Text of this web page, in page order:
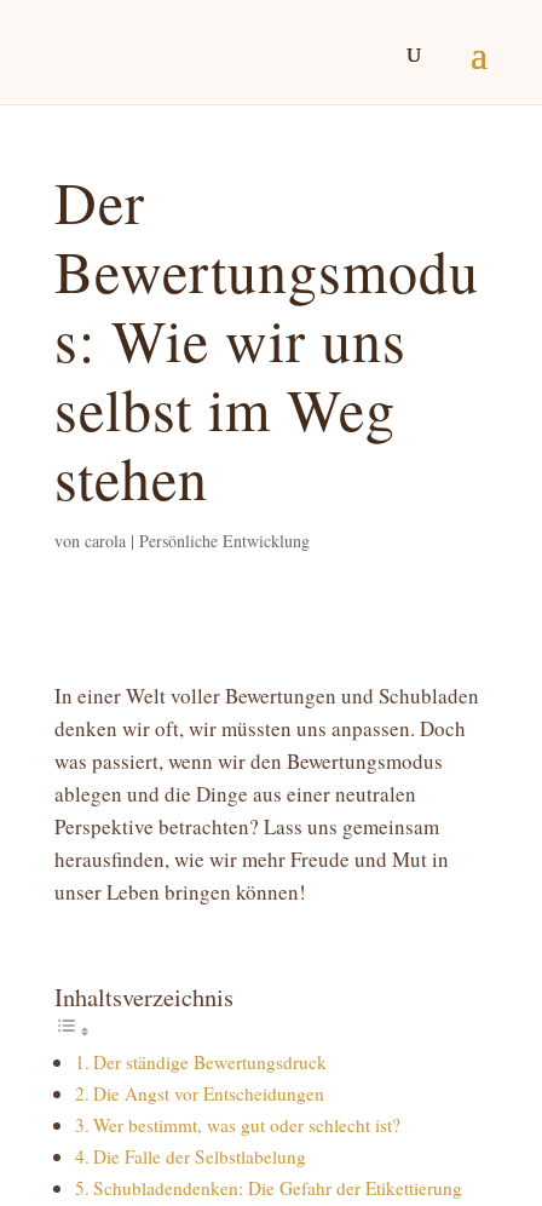
Der
Bewertungsmodu
s: Wie wir uns
selbst im Weg
stehen
von carola| Persönliche Entwicklung
In einer Welt voller Bewertungen und Schubladen
denken wir oft, wir müssten uns anpassen. Doch
was passiert, wenn wir den Bewertungsmodus
ablegen und die Dinge aus einer neutralen
Perspektive betrachten? Lass uns gemeinsam
herausfinden, wie wir mehr Freude und Mut in
unser Leben bringen können!
Inhaltsverzeichnis
Der ständige Bewertungsdruck
Die Angst vor Entscheidungen
Wer bestimmt, was gut oder schlecht ist?
Die Falle der Selbstlabelung
Schubladendenken: Die Gefahr der Etikettierung